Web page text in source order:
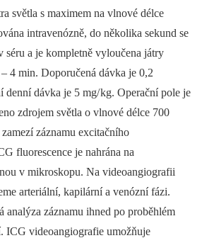
světla s maximem na vlnové délce
intravenózně, do několika sekund se
séru a je kompletně vyloučena játry
4 min. Doporučená dávka je 0,2
denní dávka je 5 mg/ kg. Operační pole je
zdrojem světla o vlnové délce 700
záznamu excitačního
fluorescence je nahrána na
v mikroskopu. Na videoangiografii
arteriální, kapilární a venózní fázi.
analýza záznamu ihned po proběhlém
ICG videoangiografie umožňuje